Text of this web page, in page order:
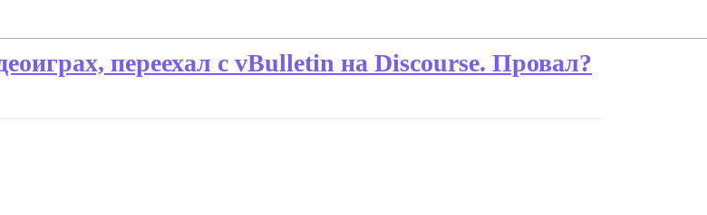
переехал с vBulletin на Discourse. Провал?